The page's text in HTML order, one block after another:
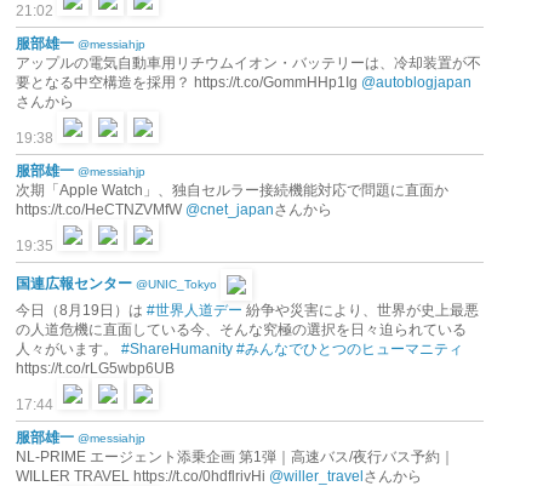
21:02
服部雄一 @messiahjp
アップルの電気自動車用リチウムイオン・バッテリーは、冷却装置が不
要となる中空構造を採用？ https://t.co/GommHHp1Ig @autoblogjapan
さんから
19:38
服部雄一 @messiahjp
次期「Apple Watch」、独自セルラー接続機能対応で問題に直面か
https://t.co/HeCTNZVMfW @cnet_japanさんから
19:35
国連広報センター @UNIC_Tokyo
今日（8月19日）は #世界人道デー 紛争や災害により、世界が史上最悪
の人道危機に直面している今、そんな究極の選択を日々迫られている
人々がいます。 #ShareHumanity #みんなでひとつのヒューマニティ
https://t.co/rLG5wbp6UB
17:44
服部雄一 @messiahjp
NL-PRIME エージェント添乗企画 第1弾｜高速バス/夜行バス予約｜
WILLER TRAVEL https://t.co/0hdflrivHi @willer_travelさんから